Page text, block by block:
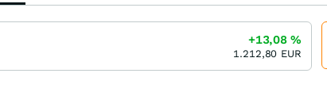
+13,08%
1.212,80 EUR